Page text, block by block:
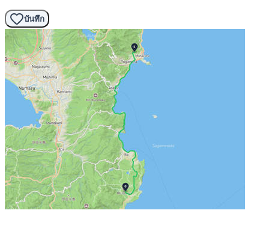
บันทึก